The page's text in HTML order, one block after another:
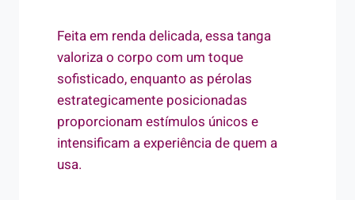
Feita em renda delicada, essa tanga
valoriza o corpo com um toque
sofisticado, enquanto as pérolas
estrategicamente posicionadas
proporcionam estímulos únicos e
intensificam a experiência de quem a
usa.